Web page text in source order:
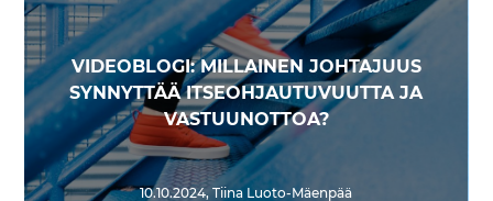
VIDEOBLOGI: MILLAINEN JOHTAJUUS
SYNNYTTÄÄ ITSEOHJAUTUVUUTTA JA
VASTUUNOTTOA?
10.10.2024,Tiina Luoto-Mäenpää